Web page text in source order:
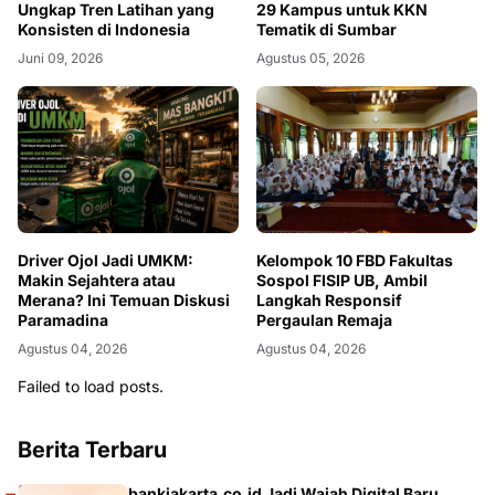
Ungkap Tren Latihan yang
Konsisten di Indonesia
Juni 09, 2026
29 Kampus untuk KKN
Tematik di Sumbar
Agustus 05, 2026
Driver Ojol Jadi UMKM:
Makin Sejahtera atau
Merana? Ini Temuan Diskusi
Paramadina
Agustus 04, 2026
Kelompok 10 FBD Fakultas
Sospol FISIP UB, Ambil
Langkah Responsif
Pergaulan Remaja
Agustus 04, 2026
Failed to load posts.
Berita Terbaru